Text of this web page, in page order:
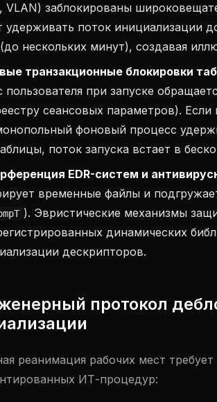
VLAN) заблокированы
удерживать поток инициализации
нескольких минут), создавая
транзакционные блокировки
пользователя при запуске
сеансовых параметров).
фоновый процесс
поток запуска встает в
EDR-систем и
временные файлы и
). Эвристические механизмы
динамических
дескрипторов.
протокол
реанимация рабочих мест
ИТ-процедур: